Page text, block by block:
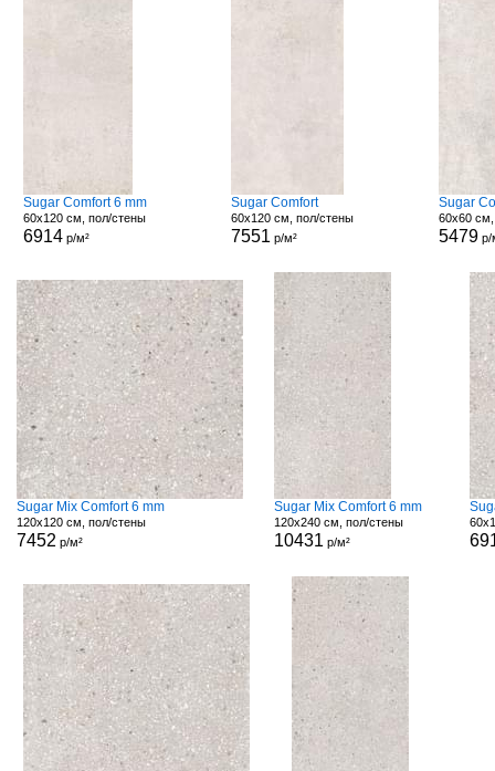
Sugar Comfort 6 mm
60x120 см, пол/стены
6914р/м²
Sugar Comfort
60x120 см, пол/стены
7551 р/м²
Sugar
60x60
5479 р/
Sugar Mix Comfort 6 mm
120x120 см, пол/стены
7452 р/м²
Sugar Mix Comfort 6 mm
120x240 см, пол/стены
10431 р/м²